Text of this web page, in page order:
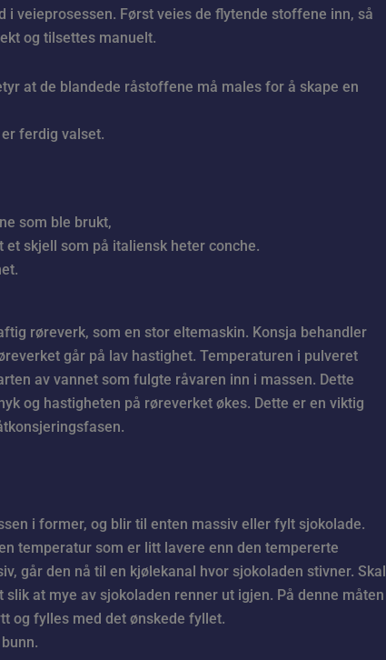
veieprosessen. Først veies de flytende stoffene inn, så
og tilsettes manuelt.
at de blandede råstoffene må males for å skape en
ferdig valset.
som ble brukt,
skjell som på italiensk heter conche.
røreverk, som en stor eltemaskin. Konsja behandler
går på lav hastighet. Temperaturen i pulveret
av vannet som fulgte råvaren inn i massen. Dette
og hastigheten på røreverket økes. Dette er en viktig
i former, og blir til enten massiv eller fylt sjokolade.
temperatur som er litt lavere enn den tempererte
går den nå til en kjølekanal hvor sjokoladen stivner. Skal
at mye av sjokoladen renner ut igjen. På denne måten
og fylles med det ønskede fyllet.